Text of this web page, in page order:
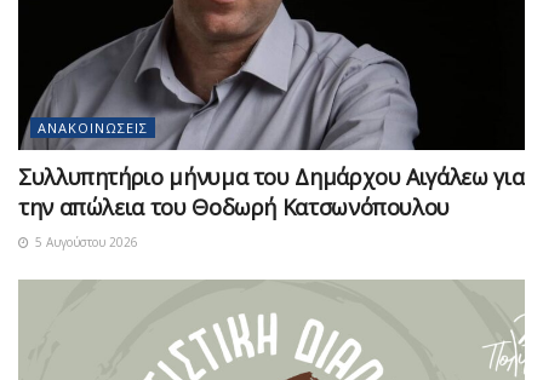
ΑΝΑΚΟΙΝΏΣΕΙΣ
Συλλυπητήριο μήνυμα του Δημάρχου Αιγάλεω για
την απώλεια του Θοδωρή Κατσωνόπουλου
5 Αυγούστου 2026